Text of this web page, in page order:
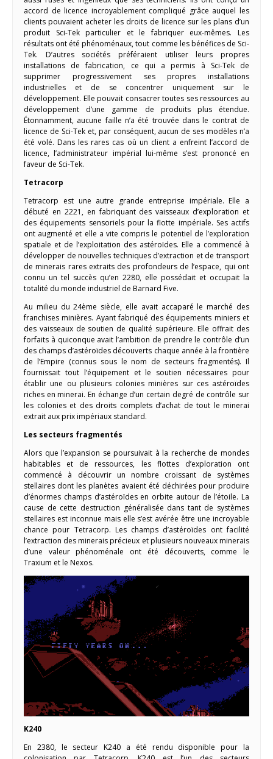
accord de licence incroyablement compliqué grâce auquel les
clients pouvaient acheter les droits de licence sur les plans d’un
produit Sci-Tek particulier et le fabriquer eux-mêmes. Les
résultats ont été phénoménaux, tout comme les bénéfices de Sci-
Tek. D’autres sociétés préféraient utiliser leurs propres
installations de fabrication, ce qui a permis à Sci-Tek de
supprimer progressivement ses propres installations
industrielles et de se concentrer uniquement sur le
développement. Elle pouvait consacrer toutes ses ressources au
développement d’une gamme de produits plus étendue.
Étonnamment, aucune faille n’a été trouvée dans le contrat de
licence de Sci-Tek et, par conséquent, aucun de ses modèles n’a
été volé. Dans les rares cas où un client a enfreint l’accord de
licence, l’administrateur impérial lui-même s’est prononcé en
faveur de Sci-Tek.
Tetracorp
Tetracorp est une autre grande entreprise impériale. Elle a
débuté en 2221, en fabriquant des vaisseaux d’exploration et
des équipements sensoriels pour la flotte impériale. Ses actifs
ont augmenté et elle a vite compris le potentiel de l’exploration
spatiale et de l’exploitation des astéroïdes. Elle a commencé à
développer de nouvelles techniques d’extraction et de transport
de minerais rares extraits des profondeurs de l’espace, qui ont
connu un tel succès qu’en 2280, elle possédait et occupait la
totalité du monde industriel de Barnard Five.
Au milieu du 24ème siècle, elle avait accaparé le marché des
franchises minières. Ayant fabriqué des équipements miniers et
des vaisseaux de soutien de qualité supérieure. Elle offrait des
forfaits à quiconque avait l’ambition de prendre le contrôle d’un
des champs d’astéroïdes découverts chaque année à la frontière
de l’Empire (connus sous le nom de secteurs fragmentés). Il
fournissait tout l’équipement et le soutien nécessaires pour
établir une ou plusieurs colonies minières sur ces astéroïdes
riches en minerai. En échange d’un certain degré de contrôle sur
les colonies et des droits complets d’achat de tout le minerai
extrait aux prix impériaux standard.
Les secteurs fragmentés
Alors que l’expansion se poursuivait à la recherche de mondes
habitables et de ressources, les flottes d’exploration ont
commencé à découvrir un nombre croissant de systèmes
stellaires dont les planètes avaient été déchirées pour produire
d’énormes champs d’astéroïdes en orbite autour de l’étoile. La
cause de cette destruction généralisée dans tant de systèmes
stellaires est inconnue mais elle s’est avérée être une incroyable
chance pour Tetracorp. Les champs d’astéroïdes ont facilité
l’extraction des minerais précieux et plusieurs nouveaux minerais
d’une valeur phénoménale ont été découverts, comme le
Traxium et le Nexos.
K240
En 2380, le secteur K240 a été rendu disponible pour la